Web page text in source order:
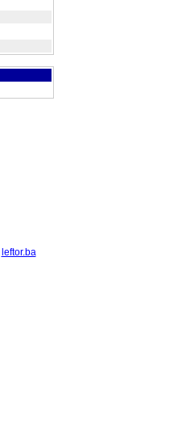
leftor.ba